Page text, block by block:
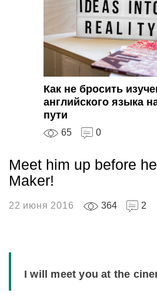
Как не бросить
английского языка
пути
65 0
Meet him up before
Maker!
22 июня 2016 364 2
I will meet you at the